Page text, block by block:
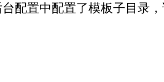
配置中配置了模板子目录